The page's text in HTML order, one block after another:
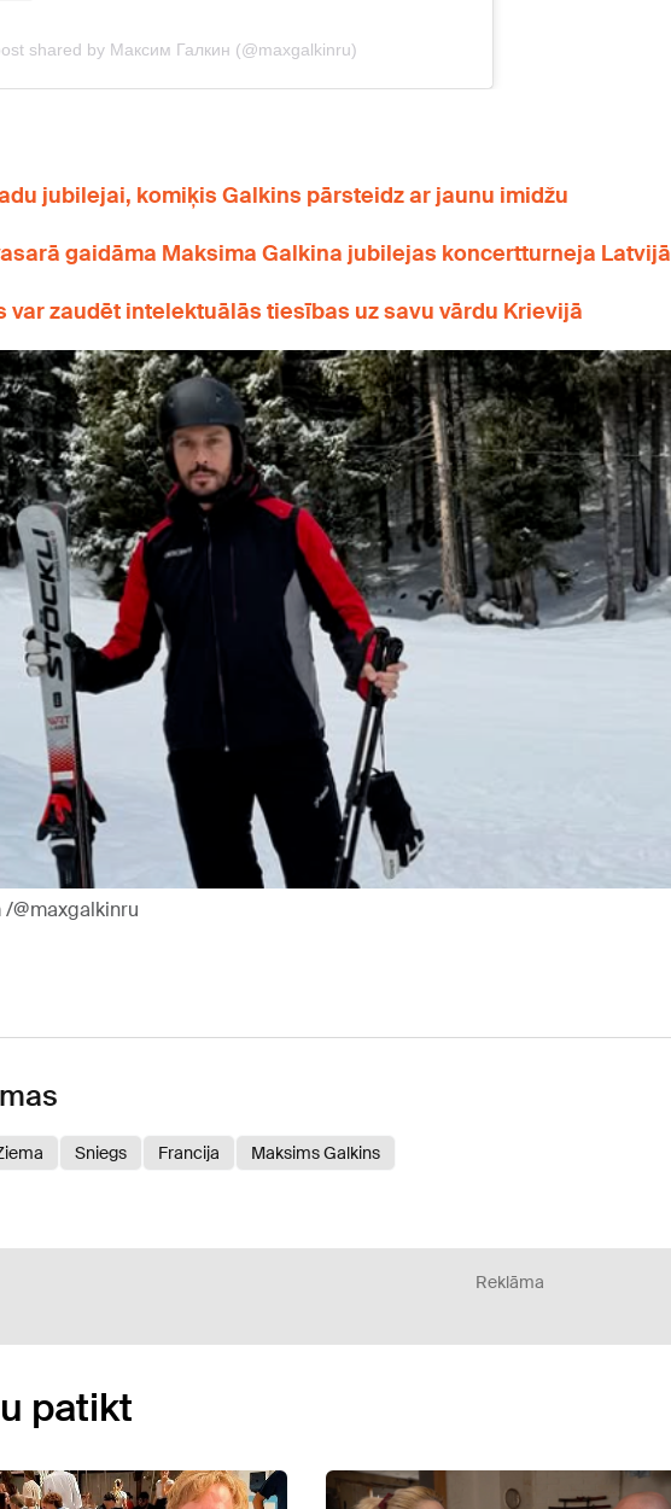
jubilejai, komiķis Galkins pārsteidz ar jaunu imidžu
gaidāma Maksima Galkina jubilejas koncertturneja Latvijā
var zaudēt intelektuālās tiesības uz savu vārdu Krievijā
@maxgalkinru
Sniegs Francija Maksims Galkins
Reklāma
patikt